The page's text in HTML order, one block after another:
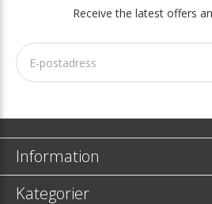
Receive the latest offers
Information
Kategorier